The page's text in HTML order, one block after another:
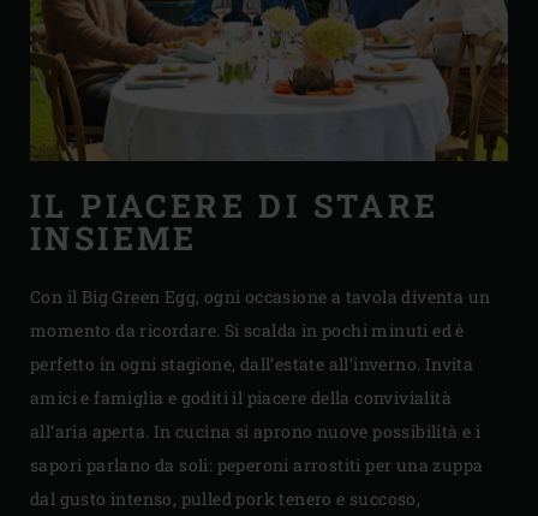
IL PIACERE DI STARE
INSIEME
Con il Big Green Egg, ogni occasione a tavola diventa un
momento da ricordare. Si scalda in pochi minuti ed è
perfetto in ogni stagione, dall’estate all’inverno. Invita
amici e famiglia e goditi il piacere della convivialità
all’aria aperta. In cucina si aprono nuove possibilità e i
sapori parlano da soli: peperoni arrostiti per una zuppa
dal gusto intenso, pulled pork tenero e succoso,